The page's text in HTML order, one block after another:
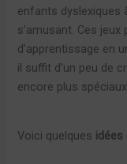
enfants dyslexiques
s’amusant. Ces
d’apprentissage en
il suffit d’un peu de
encore plus
Voici quelques idées